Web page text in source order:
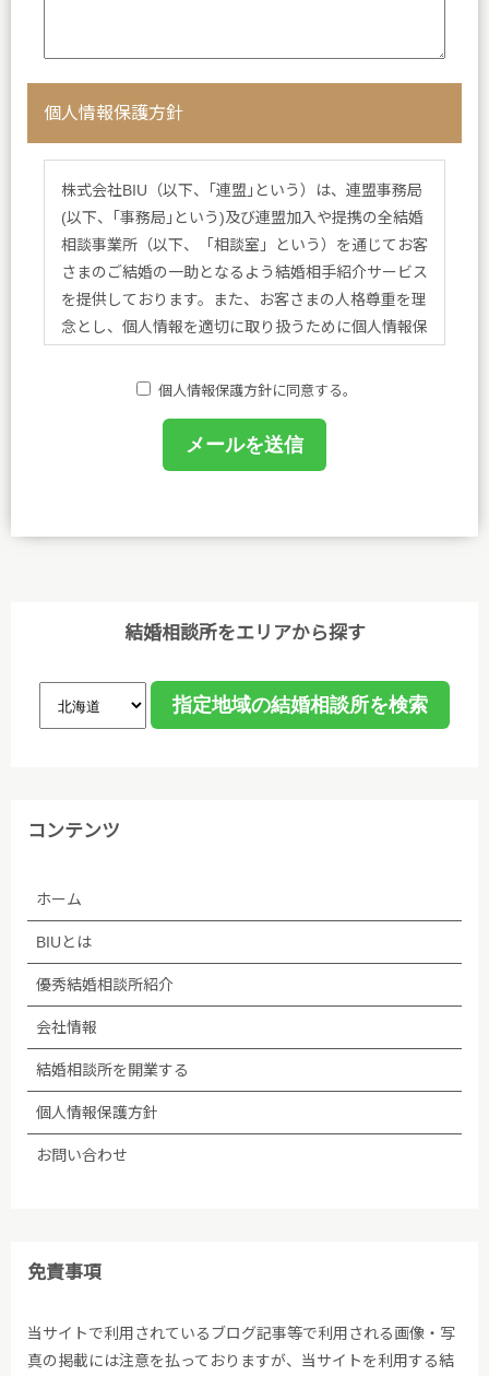
個人情報保護方針
株式会社BIU（以下、｢連盟｣という）は、連盟事務局
(以下、｢事務局｣という)及び連盟加入や提携の全結婚
相談事業所（以下、「相談室」という）を通じてお客
さまのご結婚の一助となるよう結婚相手紹介サービス
を提供しております。また、お客さまの人格尊重を理
念とし、個人情報を適切に取り扱うために個人情報保
する法令その他規範を遵守し、皆さまに安心と喜びを
(1)個人情報保護に関する規程を策定し、事務局及び
利用目的を明確にし、目的外利用を行わないための措
ます。
(4)ご本人から取得した個人情報について、データ入
扱いを委託する場合、個人情報の取り扱いに関する守
ムページ等で告知します。
(5)法令等に基づく場合を除き、ご本人の同意なく第
三者への提供は行いません。
(6)個人情報保護の状況を定期的に確認、見直しを行
い、継続的に改善します。
2005年04月01日制定
個人情報保護方針に同意する。
結婚相談所をエリアから探す
コンテンツ
ホーム
BIUとは
優秀結婚相談所紹介
会社情報
結婚相談所を開業する
個人情報保護方針
お問い合わせ
免責事項
当サイトで利用されているブログ記事等で利用される画像・写
真の掲載には注意を払っておりますが、当サイトを利用する結